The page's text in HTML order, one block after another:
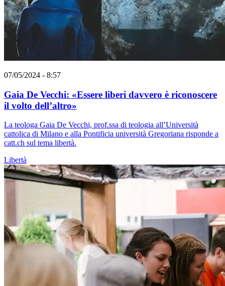
07/05/2024 - 8:57
Gaia De Vecchi: «Essere liberi davvero è riconoscere
il volto dell’altro»
La teologa Gaia De Vecchi, prof.ssa di teologia all’Università
cattolica di Milano e alla Pontificia università Gregoriana risponde a
catt.ch sul tema libertà.
Libertà